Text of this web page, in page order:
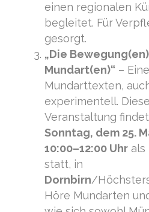
einen regionalen
begleitet. Für
gesorgt.
„Die
Mundart(en)“ –
Mundarttexten,
experimentell. Diese
Veranstaltung
Sonntag, dem 25.
10:00–12:00 Uhr als
statt, in
Dornbirn/
Höre Mundarten